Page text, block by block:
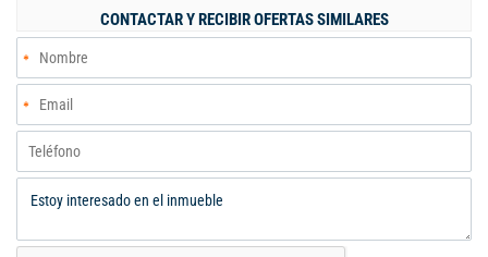
CONTACTAR Y RECIBIR OFERTAS SIMILARES